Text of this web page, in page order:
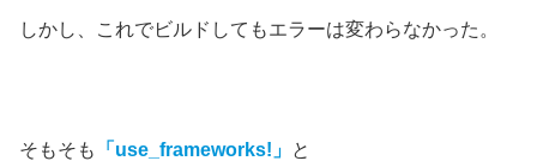
しかし、これでビルドしてもエラーは変わらなかった。
そもそも 「use_frameworks!」 と